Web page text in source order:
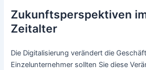
Zukunftsperspektiven
Zeitalter
Die Digitalisierung verändert die
Einzelunternehmer sollten Sie diese